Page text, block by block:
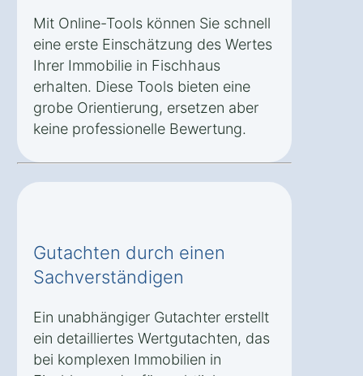
Mit Online-Tools können Sie schnell
eine erste Einschätzung des Wertes
Ihrer Immobilie in Fischhaus
erhalten. Diese Tools bieten eine
grobe Orientierung, ersetzen aber
keine professionelle Bewertung.
Gutachten durch einen
Sachverständigen
Ein unabhängiger Gutachter erstellt
ein detailliertes Wertgutachten, das
bei komplexen Immobilien in